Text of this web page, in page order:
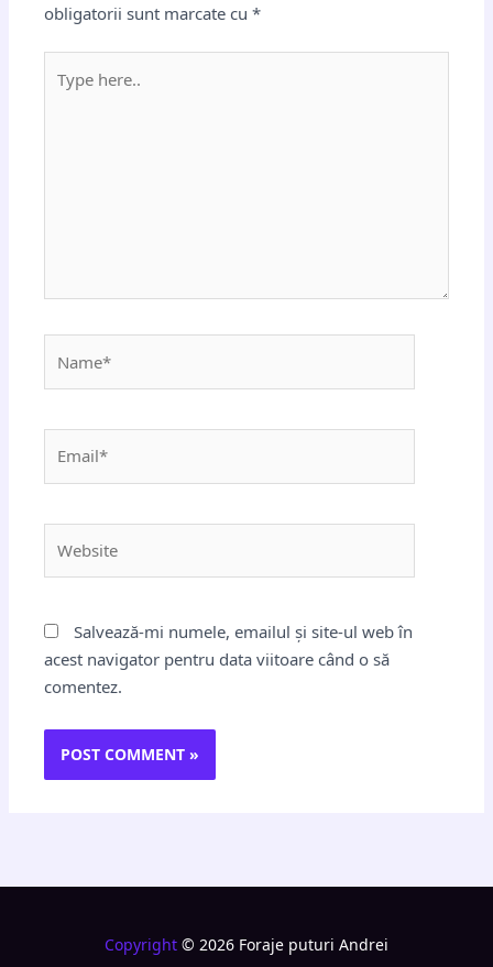
obligatorii sunt marcate cu*
here..
Salvează-mi numele, emailul și site-ul web în
acest navigator pentru data viitoare când o să
comentez.
Copyright © 2026 Foraje puturi Andrei